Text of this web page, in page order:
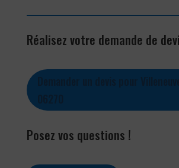
Réalisez votre demande de
Posez vos questions !